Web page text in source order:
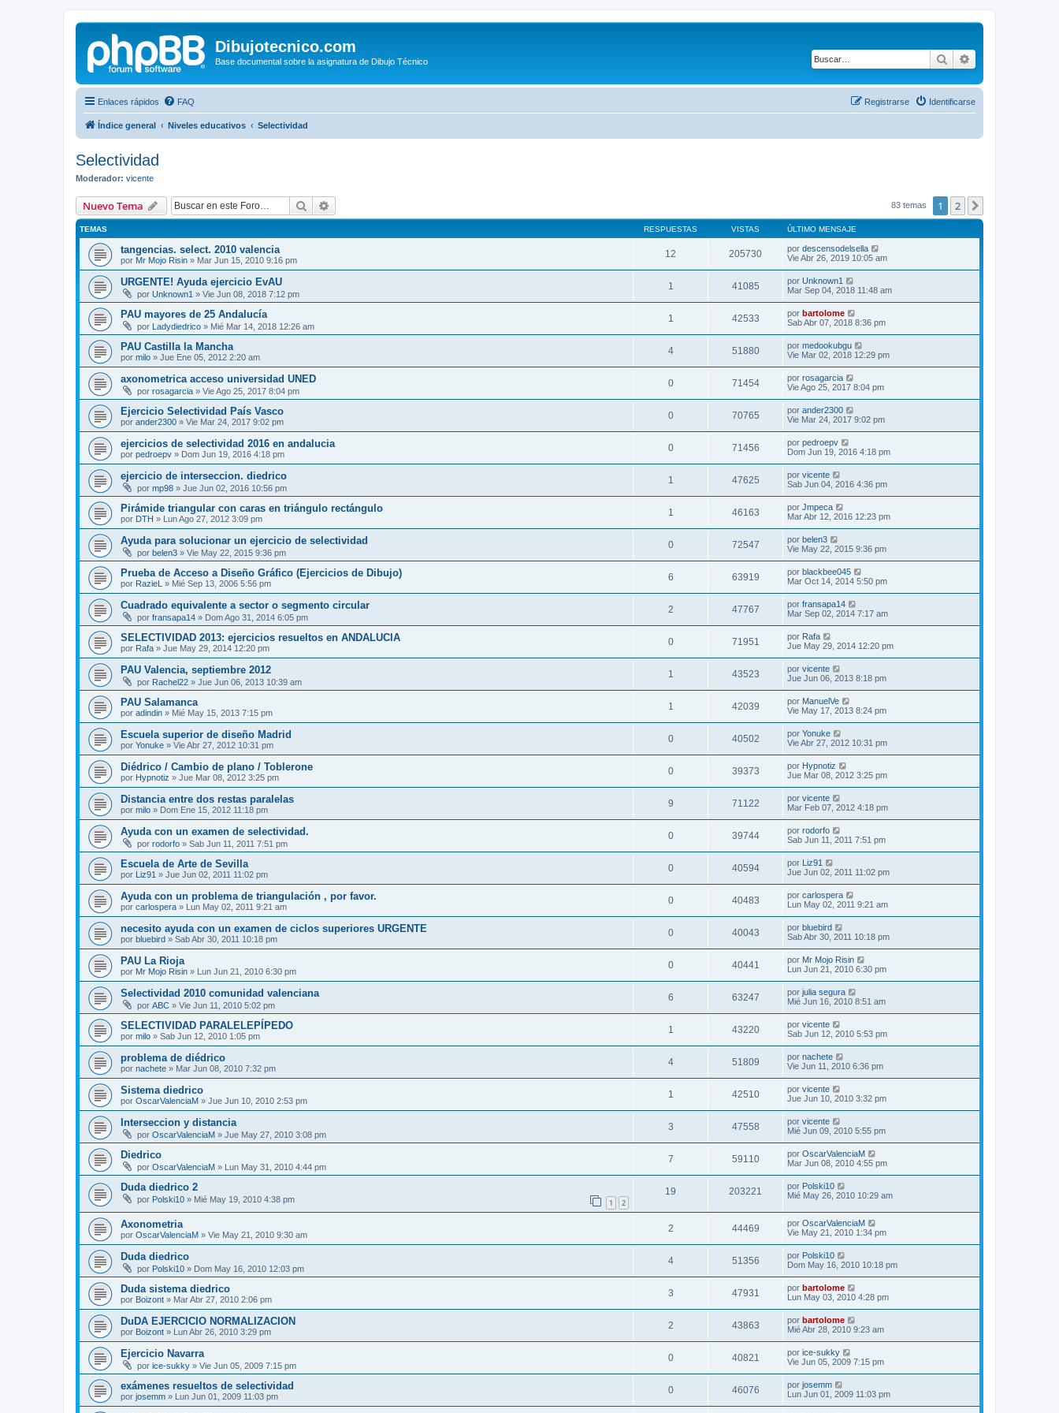
Dibujotecnico.com
Base documental sobre la asignatura de Dibujo Técnico Buscar
Enlaces rápidos FAQ Identificarse
Registrarse
Índice general Niveles educativos Selectividad
Selectividad
Moderador: vicente
Nuevo Tema Buscar 83 temas 1 2
TEMAS RESPUESTAS VISTAS ÚLTIMO MENSAJE
tangencias. select. 2010 valencia
por Mr Mojo Risin » Mar Jun 15, 2010 9:16 pm
12 205730 por descensodelsella
Vie Abr 26, 2019 10:05 am
URGENTE! Ayuda ejercicio EvAU
por Unknown1 » Vie Jun 08, 2018 7:12 pm
1 41085 por Unknown1
Mar Sep 04, 2018 11:48 am
PAU mayores de 25 Andalucía
por Ladydiedrico » Mié Mar 14, 2018 12:26 am
1 42533 por bartolome
Sab Abr 07, 2018 8:36 pm
PAU Castilla la Mancha
por milo » Jue Ene 05, 2012 2:20 am
4 51880 por medookubgu
Vie Mar 02, 2018 12:29 pm
axonometrica acceso universidad UNED
por rosagarcia » Vie Ago 25, 2017 8:04 pm
0 71454 por rosagarcia
Vie Ago 25, 2017 8:04 pm
Ejercicio Selectividad País Vasco
por ander2300 » Vie Mar 24, 2017 9:02 pm
0 70765 por ander2300
Vie Mar 24, 2017 9:02 pm
ejercicios de selectividad 2016 en andalucia
por pedroepv » Dom Jun 19, 2016 4:18 pm
0 71456 por pedroepv
Dom Jun 19, 2016 4:18 pm
ejercicio de interseccion. diedrico
por mp98 » Jue Jun 02, 2016 10:56 pm
1 47625 por vicente
Sab Jun 04, 2016 4:36 pm
Pirámide triangular con caras en triángulo rectángulo
por DTH » Lun Ago 27, 2012 3:09 pm
1 46163 por Jmpeca
Mar Abr 12, 2016 12:23 pm
Ayuda para solucionar un ejercicio de selectividad
por belen3 » Vie May 22, 2015 9:36 pm
0 72547 por belen3
Vie May 22, 2015 9:36 pm
Prueba de Acceso a Diseño Gráfico (Ejercicios de Dibujo)
por RazieL » Mié Sep 13, 2006 5:56 pm
6 63919 por blackbee045
Mar Oct 14, 2014 5:50 pm
Cuadrado equivalente a sector o segmento circular
por fransapa14 » Dom Ago 31, 2014 6:05 pm
2 47767 por fransapa14
Mar Sep 02, 2014 7:17 am
SELECTIVIDAD 2013: ejercicios resueltos en ANDALUCIA
por Rafa » Jue May 29, 2014 12:20 pm
0 71951 por Rafa
Jue May 29, 2014 12:20 pm
PAU Valencia, septiembre 2012
por Rachel22 » Jue Jun 06, 2013 10:39 am
1 43523 por vicente
Jue Jun 06, 2013 8:18 pm
PAU Salamanca
por adindin » Mié May 15, 2013 7:15 pm
1 42039 por ManuelVe
Vie May 17, 2013 8:24 pm
Escuela superior de diseño Madrid
por Yonuke » Vie Abr 27, 2012 10:31 pm
0 40502 por Yonuke
Vie Abr 27, 2012 10:31 pm
Diédrico / Cambio de plano / Toblerone
por Hypnotiz » Jue Mar 08, 2012 3:25 pm
0 39373 por Hypnotiz
Jue Mar 08, 2012 3:25 pm
Distancia entre dos restas paralelas
por milo » Dom Ene 15, 2012 11:18 pm
9 71122 por vicente
Mar Feb 07, 2012 4:18 pm
Ayuda con un examen de selectividad.
por rodorfo » Sab Jun 11, 2011 7:51 pm
0 39744 por rodorfo
Sab Jun 11, 2011 7:51 pm
Escuela de Arte de Sevilla
por Liz91 » Jue Jun 02, 2011 11:02 pm
0 40594 por Liz91
Jue Jun 02, 2011 11:02 pm
Ayuda con un problema de triangulación , por favor.
por carlospera » Lun May 02, 2011 9:21 am
0 40483 por carlospera
Lun May 02, 2011 9:21 am
necesito ayuda con un examen de ciclos superiores URGENTE
por bluebird » Sab Abr 30, 2011 10:18 pm
0 40043 por bluebird
Sab Abr 30, 2011 10:18 pm
PAU La Rioja
por Mr Mojo Risin » Lun Jun 21, 2010 6:30 pm
0 40441 por Mr Mojo Risin
Lun Jun 21, 2010 6:30 pm
Selectividad 2010 comunidad valenciana
por ABC » Vie Jun 11, 2010 5:02 pm
6 63247 por julia segura
Mié Jun 16, 2010 8:51 am
SELECTIVIDAD PARALELEPÍPEDO
por milo » Sab Jun 12, 2010 1:05 pm
1 43220 por vicente
Sab Jun 12, 2010 5:53 pm
problema de diédrico
por nachete » Mar Jun 08, 2010 7:32 pm
4 51809 por nachete
Vie Jun 11, 2010 6:36 pm
Sistema diedrico
por OscarValenciaM » Jue Jun 10, 2010 2:53 pm
1 42510 por vicente
Jue Jun 10, 2010 3:32 pm
Interseccion y distancia
por OscarValenciaM » Jue May 27, 2010 3:08 pm
3 47558 por vicente
Mié Jun 09, 2010 5:55 pm
Diedrico
por OscarValenciaM » Lun May 31, 2010 4:44 pm
7 59110 por OscarValenciaM
Mar Jun 08, 2010 4:55 pm
Duda diedrico 2
por Polski10 » Mié May 19, 2010 4:38 pm 1 2
19 203221 por Polski10
Mié May 26, 2010 10:29 am
Axonometria
por OscarValenciaM » Vie May 21, 2010 9:30 am
2 44469 por OscarValenciaM
Vie May 21, 2010 1:34 pm
Duda diedrico
por Polski10 » Dom May 16, 2010 12:03 pm
4 51356 por Polski10
Dom May 16, 2010 10:18 pm
Duda sistema diedrico
por Boizont » Mar Abr 27, 2010 2:06 pm
3 47931 por bartolome
Lun May 03, 2010 4:28 pm
DuDA EJERCICIO NORMALIZACION
por Boizont » Lun Abr 26, 2010 3:29 pm
2 43863 por bartolome
Mié Abr 28, 2010 9:23 am
Ejercicio Navarra
por ice-sukky » Vie Jun 05, 2009 7:15 pm
0 40821 por ice-sukky
Vie Jun 05, 2009 7:15 pm
exámenes resueltos de selectividad
por josemm » Lun Jun 01, 2009 11:03 pm
0 46076 por josemm
Lun Jun 01, 2009 11:03 pm